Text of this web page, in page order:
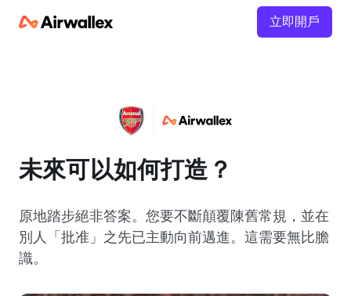
立即開戶
未來可以如何打造？
原地踏步絕非答案。您要不斷顛覆陳舊常規，並在
別人「批准」之先已主動向前邁進。這需要無比膽
識。